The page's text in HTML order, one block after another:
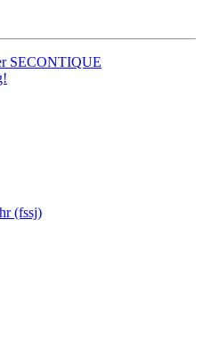
SECONTIQUE
(fssj)